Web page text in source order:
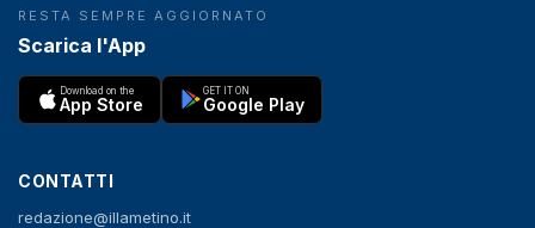
RESTA SEMPRE AGGIORNATO
Scarica l'App
Download on the
App Store
GET IT ON
Google Play
CONTATTI
redazione@illametino.it